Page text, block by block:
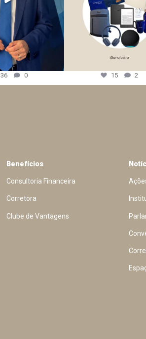
36 0 15 2
Benefícios
Consultoria Financeira
Corretora
Clube de Vantagens